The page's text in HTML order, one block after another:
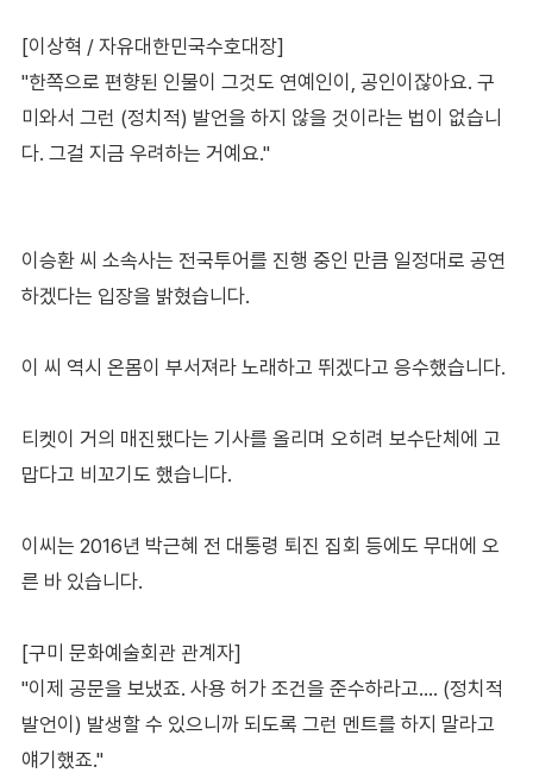
[이상혁 / 자유대한민국수호대장]
"한쪽으로 편향된 인물이 그것도 연예인이, 공인이잖아요. 구
미와서 그런 (정치적) 발언을 하지 않을 것이라는 법이 없습니
다. 그걸 지금 우려하는 거예요."
이승환 씨 소속사는 전국투어를 진행 중인 만큼 일정대로 공연
하겠다는 입장을 밝혔습니다.
이 씨 역시 온몸이 부서져라 노래하고 뛰겠다고 응수했습니다.
티켓이 거의 매진됐다는 기사를 올리며 오히려 보수단체에 고
맙다고 비꼬기도 했습니다.
이씨는 2016년 박근혜 전 대통령 퇴진 집회 등에도 무대에 오
른 바 있습니다.
[구미 문화예술회관 관계자]
"이제 공문을 보냈죠. 사용 허가 조건을 준수하라고…. (정치적
발언이) 발생할 수 있으니까 되도록 그런 멘트를 하지 말라고
얘기했죠."